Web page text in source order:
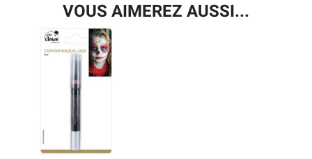
VOUS AIMEREZ AUSSI...